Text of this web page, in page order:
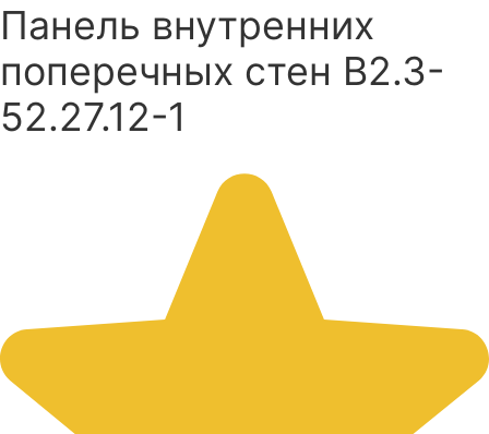
Панель внутренних
поперечных стен В2.3-
52.27.12-1